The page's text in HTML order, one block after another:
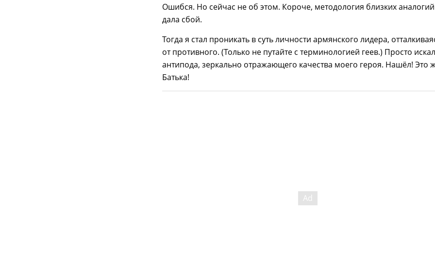
Ошибся. Но сейчас не об этом. Короче, методология близких аналогий
дала сбой.
Тогда я стал проникать в суть личности армянского лидера,
от противного. (Только не путайте с терминологией геев.) Просто искал
антипода, зеркально отражающего качества моего героя. Нашёл! Это
Батька!